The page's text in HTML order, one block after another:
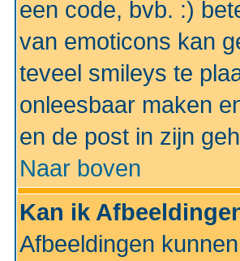
een code, bvb. :)
van emoticons kan
teveel smileys te
onleesbaar maken
en de post in zijn
Naar boven
Kan ik
Afbeeldingen